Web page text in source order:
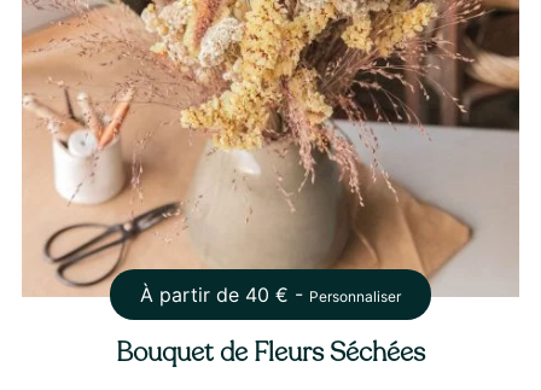
À partir de 40 € - Personnaliser
Bouquet de Fleurs Séchées